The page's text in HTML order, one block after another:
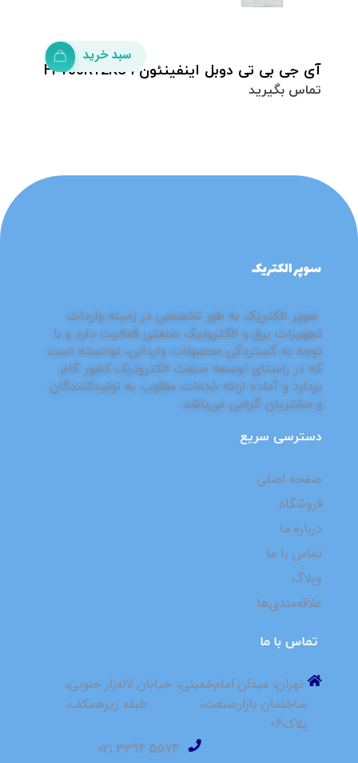
آی جی بی تی دوبل اینفینئون FF100R12KS4
تماس بگیرید
سبد خرید
⁮⁮سوپر الکتریک به طور تخصصی در زمینه واردات
تجهیزات برق و الکترونیک صنعتی فعالیت دارد و با
توجه به گستردگی محصولات وارداتی، توانسته است
که در راستای توسعه صنعت الکترونیک کشور گام
بردارد و آماده ارائه خدمات مطلوب به تولیدکنندگان
و مشتریان گرامی می‌باشد.
دسترسی سریع
صفحه اصلی
فروشگاه
درباره ما
تماس با ما
وبلاگ
علاقه‌مندی‌ها
⁮⁮⁮⁮ ⁮⁮تماس با ما
⁮⁮ ⁮⁮تهران، میدان امام‌خمینی، خیابان لاله‌زار جنوبی، ⁮⁮ ⁮⁮ ⁮⁮ ⁮⁮ ⁮⁮ ⁮⁮
⁮⁮ساختمان بازارصنعت، ⁮⁮ ⁮⁮ ⁮⁮ ⁮⁮ ⁮ ⁮⁮ ⁮⁮ ⁮⁮ ⁮⁮ ⁮⁮ ⁮⁮ ⁮⁮⁮⁮ ⁮⁮طبقه زیرهمکف،
پلاک06
⁮⁮ ⁮⁮5574 3394 021